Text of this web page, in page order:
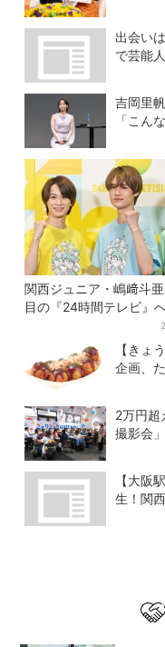
出会い
で芸能
吉岡里
「こん
関西ジュニア・嶋﨑斗
目の『24時間テレビ』
かのメンバーに助言「
ターたるもの」
【きょ
企画、
2万円超
撮影会
【大阪
生！関